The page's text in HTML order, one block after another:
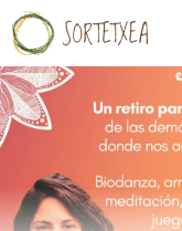
Edukira
salto
egin